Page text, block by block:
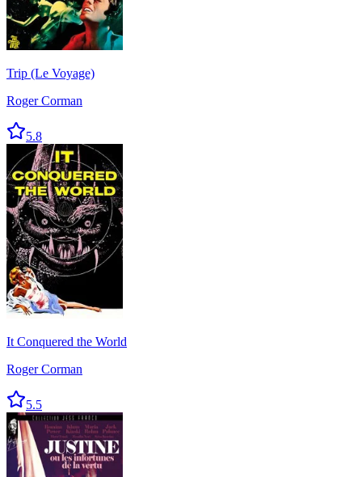
Trip (Le Voyage)
Roger Corman
5.8
It Conquered the World
Roger Corman
5.5